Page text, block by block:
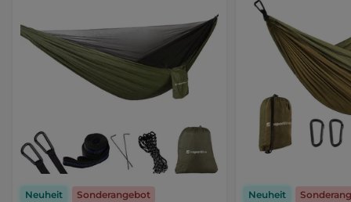
Neuheit Sonderangebot Neuheit